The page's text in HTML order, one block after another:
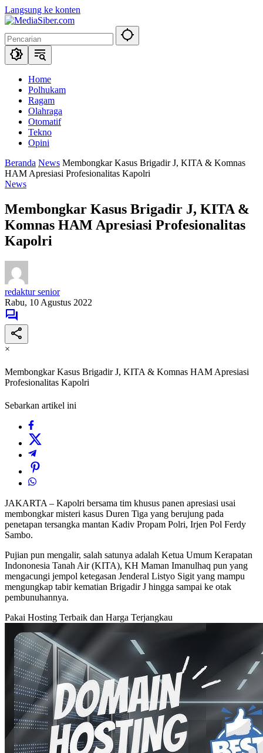
Langsung ke konten
Home
Polhukam
Ragam
Olahraga
Otomatif
Tekno
Opini
Beranda News Membongkar Kasus Brigadir J, KITA & Komnas
HAM Apresiasi Profesionalitas Kapolri
News
Membongkar Kasus Brigadir J, KITA &
Komnas HAM Apresiasi Profesionalitas
Kapolri
redaktur senior
Rabu, 10 Agustus 2022
×
Membongkar Kasus Brigadir J, KITA & Komnas HAM Apresiasi
Profesionalitas Kapolri
Sebarkan artikel ini
JAKARTA – Kapolri bersama tim khusus panen apresiasi usai
membongkar misteri kasus Duren Tiga yang berujung pada
penetapan tersangka mantan Kadiv Propam Polri, Irjen Pol Ferdy
Sambo.
Pujian pun mengalir, salah satunya adalah Ketua Umum Kerapatan
Indononesia Tanah Air (KITA), KH Maman Imanulhaq pun yang
mengacungi jempol ketegasan Jenderal Listyo Sigit yang mampu
mengungkap tabir kematian Brigadir J hingga sampai ke otak
pembunuhannya.
Pakai Hosting Terbaik dan Harga Terjangkau